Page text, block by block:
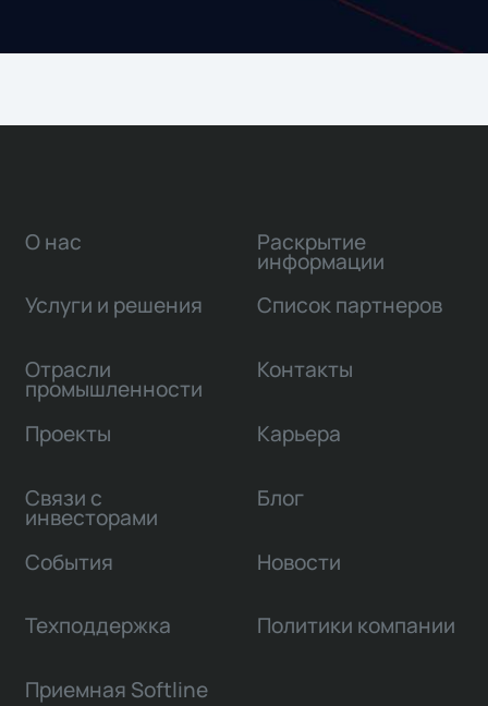
О нас
Услуги и решения
Отрасли
промышленности
Проекты
Связи с
инвесторами
Раскрытие
информации
Список партнеров
Контакты
Карьера
Блог
События Новости
Техподдержка Политики компании
Приемная Softline